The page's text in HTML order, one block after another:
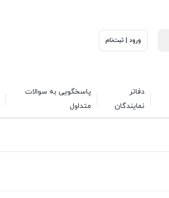
ورود | ثبت‌نام
دفاتر
نمایندگان
پاسخگویی به سوالات
متداول